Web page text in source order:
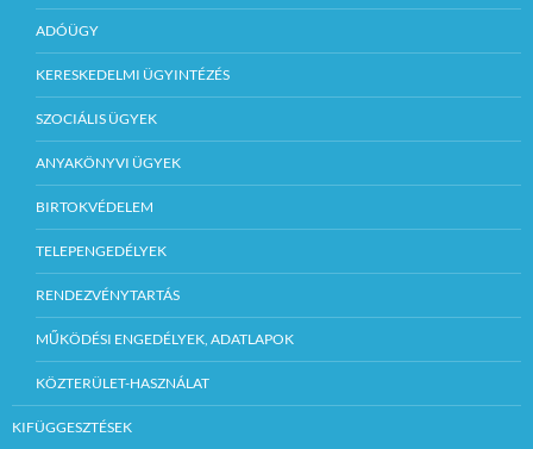
ADÓÜGY
KERESKEDELMI ÜGYINTÉZÉS
SZOCIÁLIS ÜGYEK
ANYAKÖNYVI ÜGYEK
BIRTOKVÉDELEM
TELEPENGEDÉLYEK
RENDEZVÉNYTARTÁS
MŰKÖDÉSI ENGEDÉLYEK, ADATLAPOK
KÖZTERÜLET-HASZNÁLAT
KIFÜGGESZTÉSEK